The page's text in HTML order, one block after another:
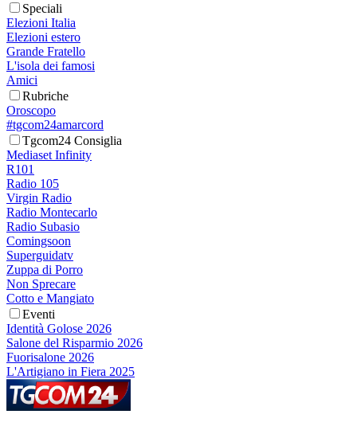
Speciali
Elezioni Italia
Elezioni estero
Grande Fratello
L'isola dei famosi
Amici
Rubriche
Oroscopo
#tgcom24amarcord
Tgcom24 Consiglia
Mediaset Infinity
R101
Radio 105
Virgin Radio
Radio Montecarlo
Radio Subasio
Comingsoon
Superguidatv
Zuppa di Porro
Non Sprecare
Cotto e Mangiato
Eventi
Identità Golose 2026
Salone del Risparmio 2026
Fuorisalone 2026
L'Artigiano in Fiera 2025